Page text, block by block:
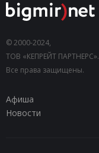
© 2000-2024,
ТОВ «КЕПРЕЙТ ПАРТНЕРС».
Все права защищены.
Афиша
Новости